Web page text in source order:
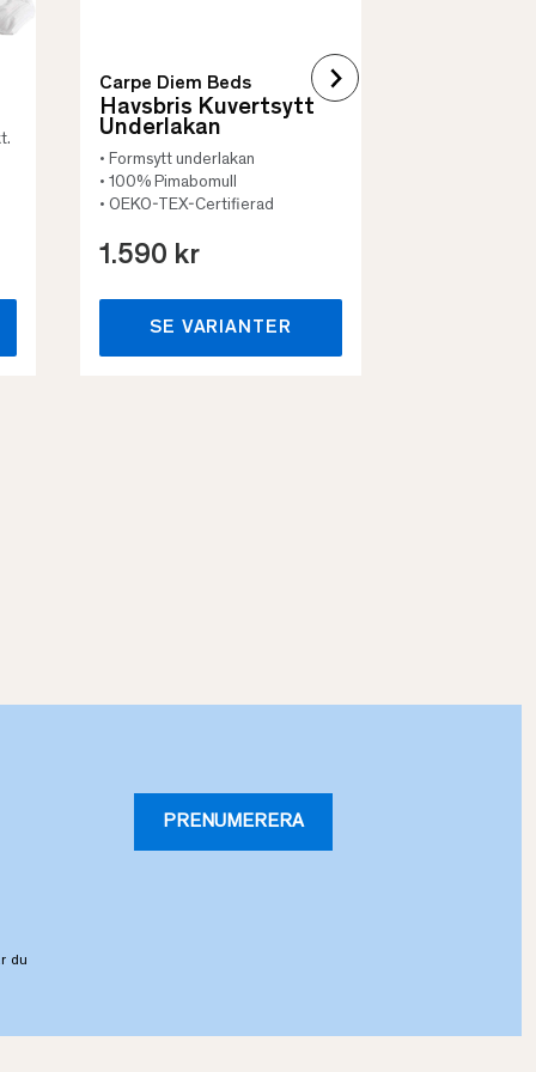
Carpe Diem Beds
Havsbris Kuvertsytt
Underlakan
• Formsytt underlakan
• 100% Pimabomull
• OEKO-TEX-Certifierad
1.590 kr
SE VARIANTER
PRENUMERERA
du